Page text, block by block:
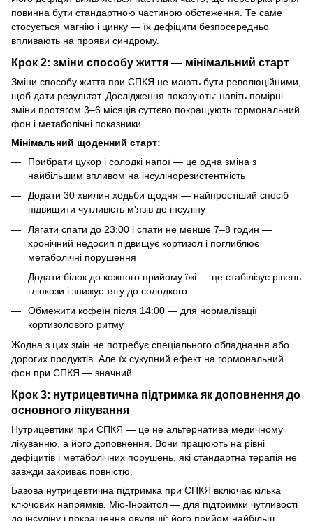
повинна бути стандартною частиною обстеження. Те саме
стосується магнію і цинку — їх дефіцити безпосередньо
впливають на прояви синдрому.
Крок 2: зміни способу життя — мінімальний старт
Зміни способу життя при СПКЯ не мають бути революційними,
щоб дати результат. Дослідження показують: навіть помірні
зміни протягом 3–6 місяців суттєво покращують гормональний
фон і метаболічні показники.
Мінімальний щоденний старт:
Прибрати цукор і солодкі напої — це одна зміна з
найбільшим впливом на інсулінорезистентність
Додати 30 хвилин ходьби щодня — найпростіший спосіб
підвищити чутливість м'язів до інсуліну
Лягати спати до 23:00 і спати не менше 7–8 годин —
хронічний недосип підвищує кортизол і поглиблює
метаболічні порушення
Додати білок до кожного прийому їжі — це стабілізує рівень
глюкози і знижує тягу до солодкого
Обмежити кофеїн після 14:00 — для нормалізації
кортизолового ритму
Жодна з цих змін не потребує спеціального обладнання або
дорогих продуктів. Але їх сукупний ефект на гормональний
фон при СПКЯ — значний.
Крок 3: нутрицевтична підтримка як доповнення до
основного лікування
Нутрицевтики при СПКЯ — це не альтернатива медичному
лікуванню, а його доповнення. Вони працюють на рівні
дефіцитів і метаболічних порушень, які стандартна терапія не
завжди закриває повністю.
Базова нутрицевтична підтримка при СПКЯ включає кілька
ключових напрямків. Міо-Інозитол — для підтримки чутливості
до інсуліну і покращення овуляції; його прийом найбільш